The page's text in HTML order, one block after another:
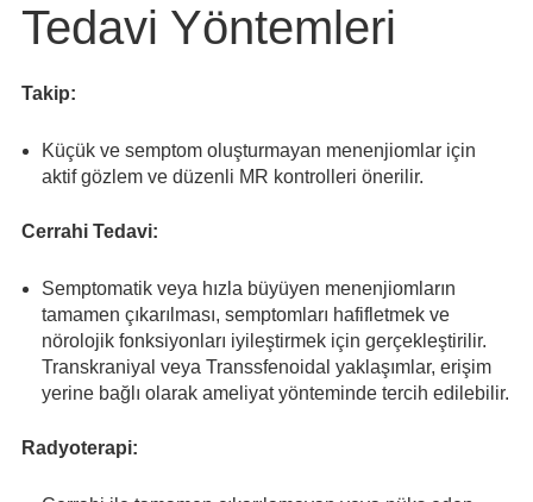
Tedavi Yöntemleri
Takip:
Küçük ve semptom oluşturmayan menenjiomlar için
aktif gözlem ve düzenli MR kontrolleri önerilir.
Cerrahi Tedavi:
Semptomatik veya hızla büyüyen menenjiomların
tamamen çıkarılması, semptomları hafifletmek ve
nörolojik fonksiyonları iyileştirmek için gerçekleştirilir.
Transkraniyal veya Transsfenoidal yaklaşımlar, erişim
yerine bağlı olarak ameliyat yönteminde tercih edilebilir.
Radyoterapi: